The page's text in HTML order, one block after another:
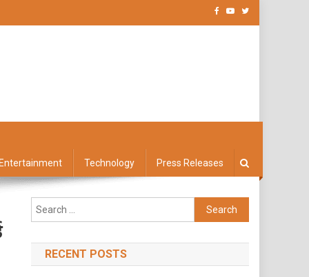
Entertainment Technology Press Releases
Search
for:
RECENT POSTS